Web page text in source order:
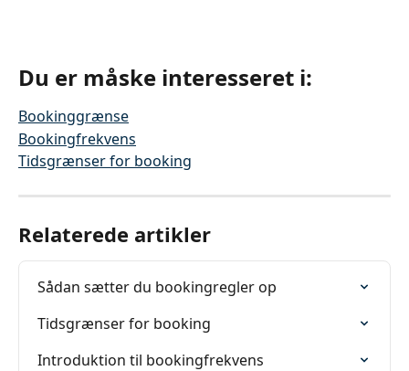
Du er måske interesseret i:
Bookinggrænse
Bookingfrekvens
Tidsgrænser for booking
Relaterede artikler
Sådan sætter du bookingregler op
Tidsgrænser for booking
Introduktion til bookingfrekvens